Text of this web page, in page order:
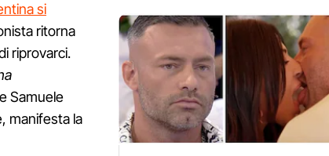
si
ritorna
riprovarci.
Samuele
manifesta la